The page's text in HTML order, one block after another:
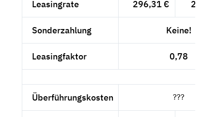
Leasingrate 296,31 €
Sonderzahlung Keine!
Leasingfaktor 0,78
Überführungskosten ???